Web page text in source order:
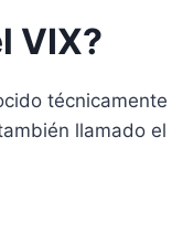
VIX?
técnicamente
llamado